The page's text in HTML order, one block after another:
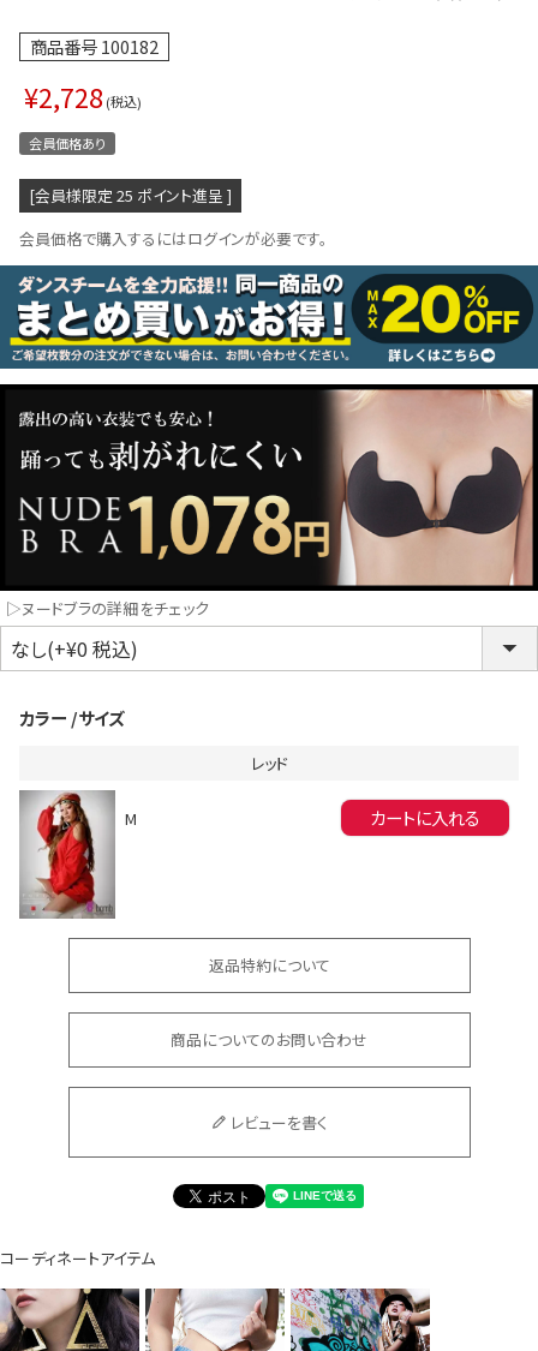
インワン／サロペット
ード
ラ・ニップレス
LINE連携でクーポンもらえる!!
同一商品まとめ買いキャンペーン
会員登録でいつでもお得に
DANCE MOVIE
水着
浴衣
コスプレ
クリスマス
ランジェ
商品番号100182
¥2,728 税込
会員価格あり
[会員様限定 25 ポイント進呈 ]
会員価格で購入するにはログインが必要です。
▷ヌードブラの詳細をチェック
カラー サイズ
レッド
M カートに入れる
返品特約について
商品についてのお問い合わせ
レビューを書く
コーディネートアイテム